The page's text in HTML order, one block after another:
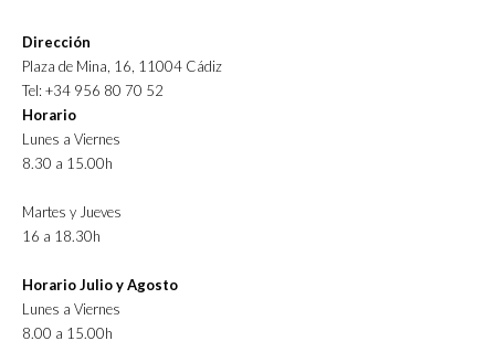
Dirección
Plaza de Mina, 16, 11004 Cádiz
Tel: +34 956 80 70 52
Horario
Lunes a Viernes
8.30 a 15.00h
Martes y Jueves
16 a 18.30h
Horario Julio y Agosto
Lunes a Viernes
8.00 a 15.00h